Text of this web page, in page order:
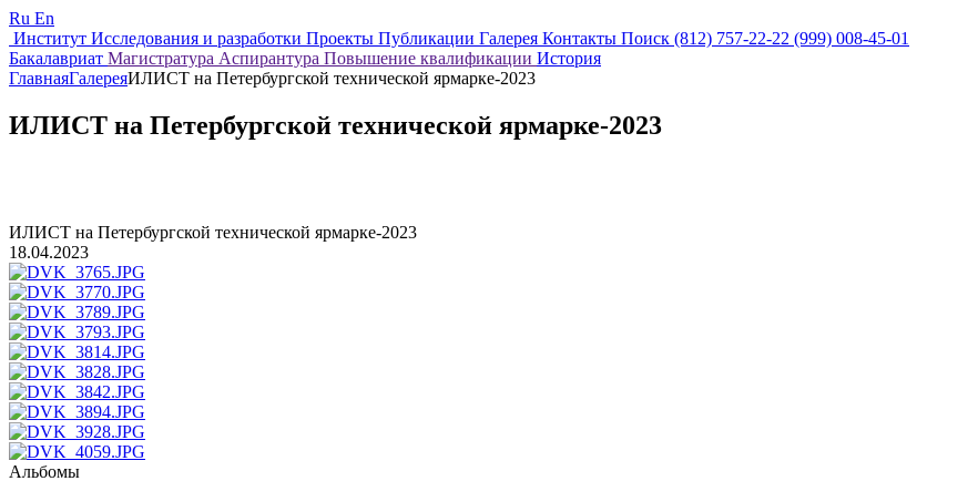
Ru En
Институт Исследования и разработки Проекты Публикации Галерея Контакты Поиск (812) 757-22-22 (999) 008-45-01
Бакалавриат Магистратура Аспирантура Повышение квалификации История
ГлавнаяГалереяИЛИСТ на Петербургской технической ярмарке-2023
ИЛИСТ на Петербургской технической ярмарке-2023
ИЛИСТ на Петербургской технической ярмарке-2023
18.04.2023
Альбомы